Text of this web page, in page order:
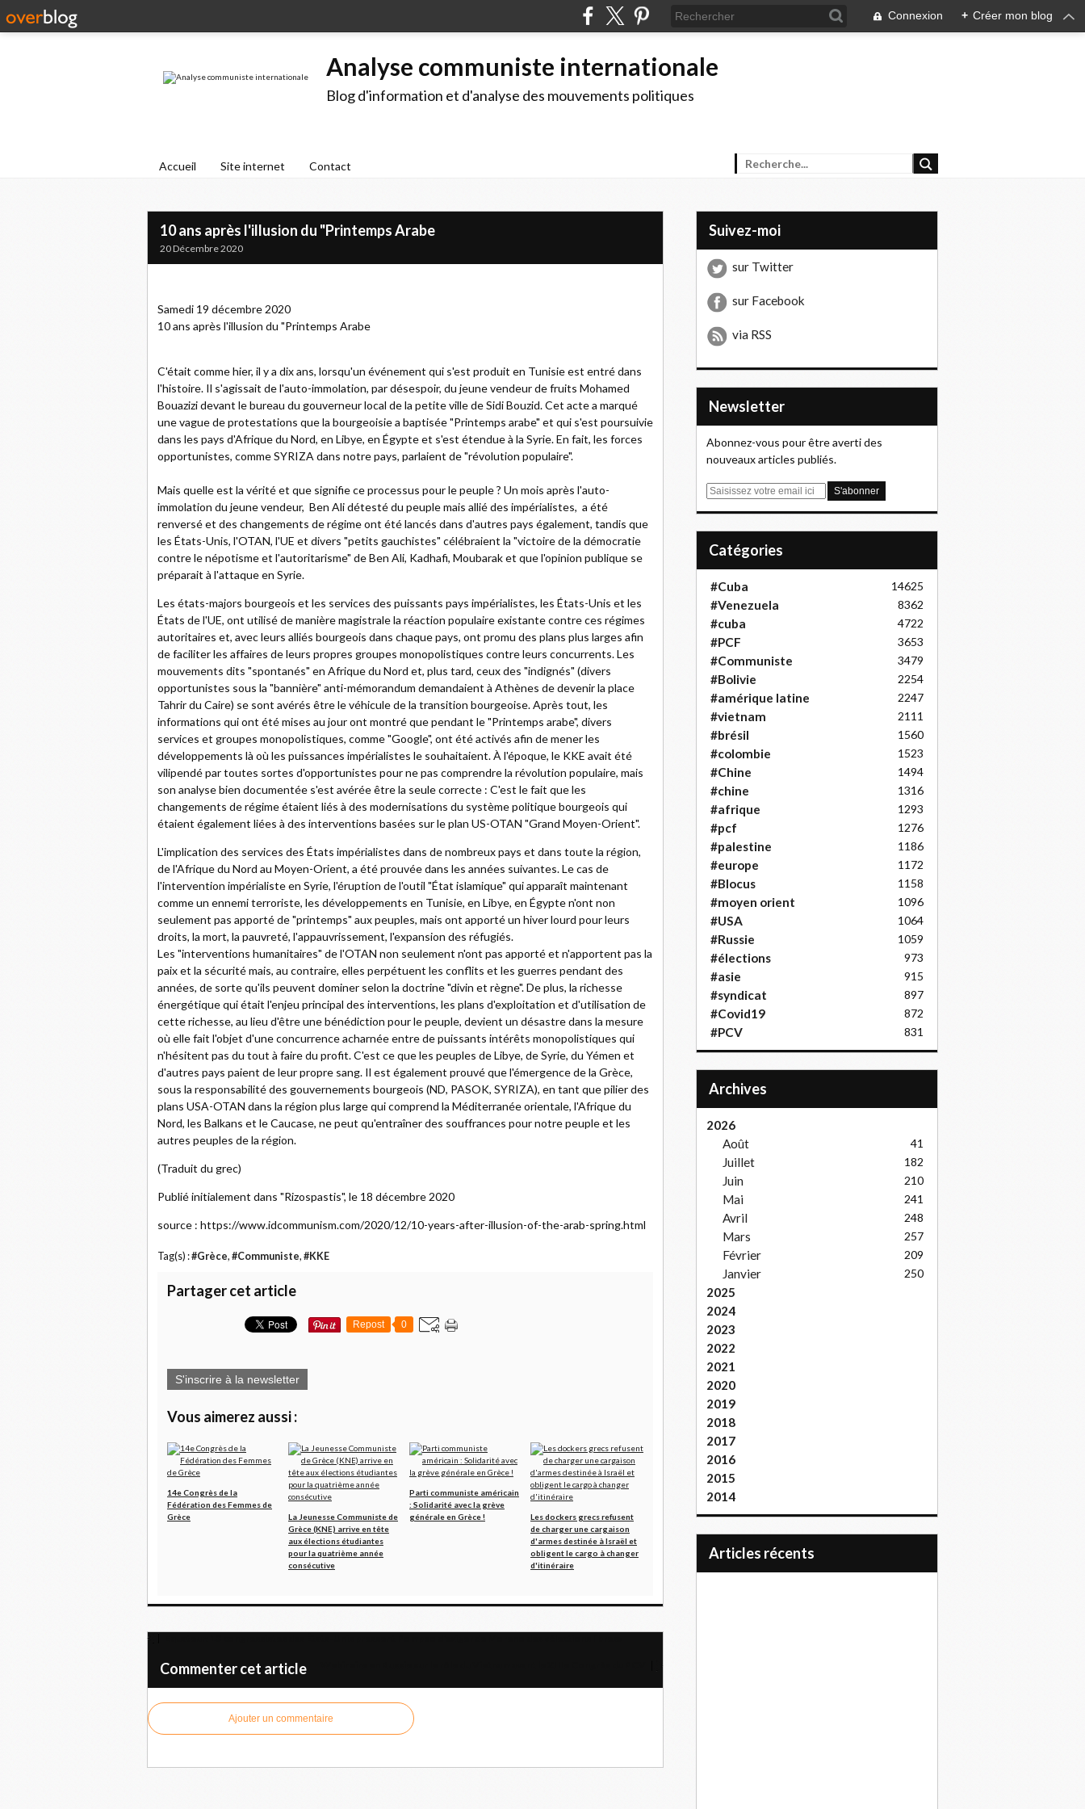
Connexion + Créer mon blog
Analyse communiste internationale
Blog d'information et d'analyse des mouvements politiques
Accueil Site internet Contact
10 ans après l'illusion du "Printemps Arabe
20 Décembre 2020
Samedi 19 décembre 2020
10 ans après l'illusion du "Printemps Arabe
C'était comme hier, il y a dix ans, lorsqu'un événement qui s'est produit en Tunisie est entré dans
l'histoire. Il s'agissait de l'auto-immolation, par désespoir, du jeune vendeur de fruits Mohamed
Bouazizi devant le bureau du gouverneur local de la petite ville de Sidi Bouzid. Cet acte a marqué
une vague de protestations que la bourgeoisie a baptisée "Printemps arabe" et qui s'est poursuivie
dans les pays d'Afrique du Nord, en Libye, en Égypte et s'est étendue à la Syrie. En fait, les forces
opportunistes, comme SYRIZA dans notre pays, parlaient de "révolution populaire".
Mais quelle est la vérité et que signifie ce processus pour le peuple ? Un mois après l'auto-
immolation du jeune vendeur, Ben Ali détesté du peuple mais allié des impérialistes, a été
renversé et des changements de régime ont été lancés dans d'autres pays également, tandis que
les États-Unis, l'OTAN, l'UE et divers "petits gauchistes" célébraient la "victoire de la démocratie
contre le népotisme et l'autoritarisme" de Ben Ali, Kadhafi, Moubarak et que l'opinion publique se
préparait à l'attaque en Syrie.
Les états-majors bourgeois et les services des puissants pays impérialistes, les États-Unis et les
États de l'UE, ont utilisé de manière magistrale la réaction populaire existante contre ces régimes
autoritaires et, avec leurs alliés bourgeois dans chaque pays, ont promu des plans plus larges afin
de faciliter les affaires de leurs propres groupes monopolistiques contre leurs concurrents. Les
mouvements dits "spontanés" en Afrique du Nord et, plus tard, ceux des "indignés" (divers
opportunistes sous la "bannière" anti-mémorandum demandaient à Athènes de devenir la place
Tahrir du Caire) se sont avérés être le véhicule de la transition bourgeoise. Après tout, les
informations qui ont été mises au jour ont montré que pendant le "Printemps arabe", divers
services et groupes monopolistiques, comme "Google", ont été activés afin de mener les
développements là où les puissances impérialistes le souhaitaient. À l'époque, le KKE avait été
vilipendé par toutes sortes d'opportunistes pour ne pas comprendre la révolution populaire, mais
son analyse bien documentée s'est avérée être la seule correcte : C'est le fait que les
changements de régime étaient liés à des modernisations du système politique bourgeois qui
étaient également liées à des interventions basées sur le plan US-OTAN "Grand Moyen-Orient".
L'implication des services des États impérialistes dans de nombreux pays et dans toute la région,
de l'Afrique du Nord au Moyen-Orient, a été prouvée dans les années suivantes. Le cas de
l'intervention impérialiste en Syrie, l'éruption de l'outil "État islamique" qui apparaît maintenant
comme un ennemi terroriste, les développements en Tunisie, en Libye, en Égypte n'ont non
seulement pas apporté de "printemps" aux peuples, mais ont apporté un hiver lourd pour leurs
droits, la mort, la pauvreté, l'appauvrissement, l'expansion des réfugiés.
Les "interventions humanitaires" de l'OTAN non seulement n'ont pas apporté et n'apportent pas la
paix et la sécurité mais, au contraire, elles perpétuent les conflits et les guerres pendant des
années, de sorte qu'ils peuvent dominer selon la doctrine "divin et règne". De plus, la richesse
énergétique qui était l'enjeu principal des interventions, les plans d'exploitation et d'utilisation de
cette richesse, au lieu d'être une bénédiction pour le peuple, devient un désastre dans la mesure
où elle fait l'objet d'une concurrence acharnée entre de puissants intérêts monopolistiques qui
n'hésitent pas du tout à faire du profit. C'est ce que les peuples de Libye, de Syrie, du Yémen et
d'autres pays paient de leur propre sang. Il est également prouvé que l'émergence de la Grèce,
sous la responsabilité des gouvernements bourgeois (ND, PASOK, SYRIZA), en tant que pilier des
plans USA-OTAN dans la région plus large qui comprend la Méditerranée orientale, l'Afrique du
Nord, les Balkans et le Caucase, ne peut qu'entraîner des souffrances pour notre peuple et les
autres peuples de la région.
(Traduit du grec)
Publié initialement dans "Rizospastis", le 18 décembre 2020
source : https://www.idcommunism.com/2020/12/10-years-after-illusion-of-the-arab-spring.html
Tag(s) :#Grèce, #Communiste, #KKE
Partager cet article
Repost 0
S'inscrire à la newsletter
Vous aimerez aussi :
14e Congrès de la
Fédération des Femmes de
Grèce
La Jeunesse Communiste de
Grèce (KNE) arrive en tête
aux élections étudiantes
pour la quatrième année
consécutive
Parti communiste américain
: Solidarité avec la grève
générale en Grèce !
Les dockers grecs refusent
de charger une cargaison
d'armes destinée à Israël et
obligent le cargo à changer
d'itinéraire
Commenter cet article
Ajouter un commentaire
Suivez-moi
sur Twitter
sur Facebook
via RSS
Newsletter
Abonnez-vous pour être averti des
nouveaux articles publiés.
E
Catégories
#Cuba 14625
#Venezuela 8362
#cuba 4722
#PCF 3653
#Communiste 3479
#Bolivie 2254
#amérique latine 2247
#vietnam 2111
#brésil 1560
#colombie 1523
#Chine 1494
#chine 1316
#afrique 1293
#pcf 1276
#palestine 1186
#europe 1172
#Blocus 1158
#moyen orient 1096
#USA 1064
#Russie 1059
#élections 973
#asie 915
#syndicat 897
#Covid19 872
#PCV 831
Archives
2026
Août
41
Juillet 182
Juin 210
Mai 241
Avril 248
Mars 257
Février 209
Janvier 250
2025
2024
2023
2022
2021
2020
2019
2018
2017
2016
2015
2014
articles récents